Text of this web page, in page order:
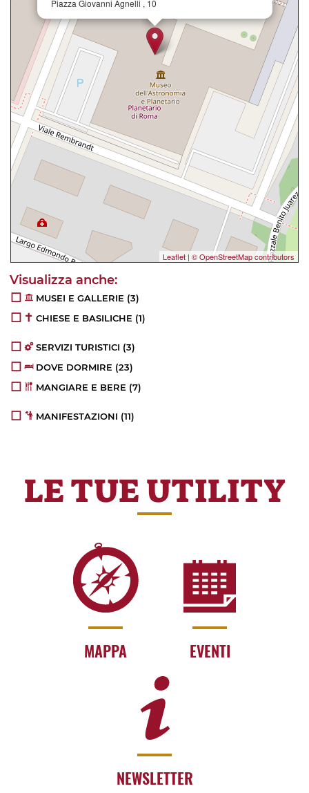
Piazza Giovanni Agnelli , 10
Leaflet | © OpenStreetMap contributors
MUSEI E GALLERIE (3)
CHIESE E BASILICHE (1)
SERVIZI TURISTICI (3)
DOVE DORMIRE (23)
MANGIARE E BERE (7)
MANIFESTAZIONI (11)
LE TUE UTILITY
MAPPA EVENTI
NEWSLETTER